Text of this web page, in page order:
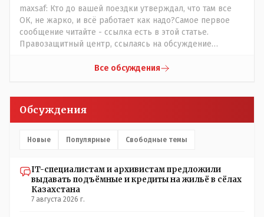
maxsaf: Кто до вашей поездки утверждал, что там все
ОК, не жарко, и всё работает как надо?Самое первое
сообщение читайте - ссылка есть в этой статье.
Правозащитный центр, ссылаясь на обсуждение
прислали ему в виде аудиосообщений, пишет, что
настоящему времени их установили только в
помещениях, предназначенных для административно-
установлены кондиционеры, питьевой и температурный
противоречие. Вы считаете иначе?
Все обсуждения
Обсуждения
Новые Популярные Свободные темы
IT-специалистам и архивистам предложили
выдавать подъёмные и кредиты на жильё в сёлах
Казахстана
7 августа 2026 г.